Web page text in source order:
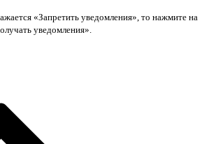
«Запретить уведомления», то нажмите на
уведомления».